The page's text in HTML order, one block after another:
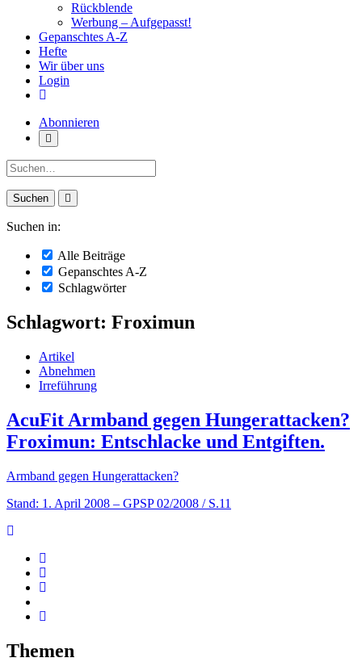
Rückblende
Werbung – Aufgepasst!
Gepanschtes A-Z
Hefte
Wir über uns
Login
Abonnieren
Suche:
Suchen in:
Alle Beiträge
Gepanschtes A-Z
Schlagwörter
Schlagwort: Froximun
Artikel
Abnehmen
Irreführung
AcuFit Armband gegen Hungerattacken?
Froximun: Entschlacke und Entgiften.
Armband gegen Hungerattacken?
Stand: 1. April 2008 – GPSP 02/2008 / S.11
Themen